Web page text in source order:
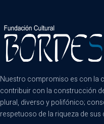
Nuestro compromiso es con la
contribuir con la construcción
plural, diverso y polifónico;
respetuoso de la riqueza de sus